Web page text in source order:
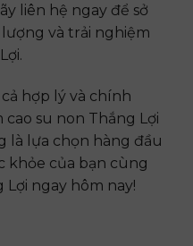
liên hệ ngay để sở
và trải nghiệm
hợp lý và chính
su non Thắng Lợi
là lựa chọn hàng đầu
khỏe của bạn cùng
Lợi ngay hôm nay!